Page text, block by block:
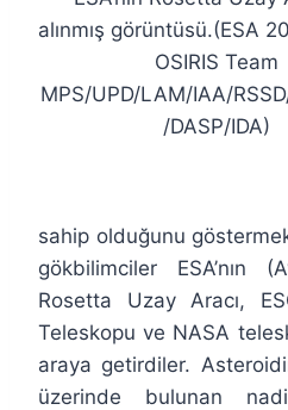
alınmış görüntüsü.(ESA
OSIRIS Team
MPS/UPD/LAM/IAA/
/DASP/IDA)
sahip olduğunu
gökbilimciler ESA’nın
Rosetta Uzay Aracı,
Teleskopu ve NASA
araya getirdiler.
üzerinde bulunan